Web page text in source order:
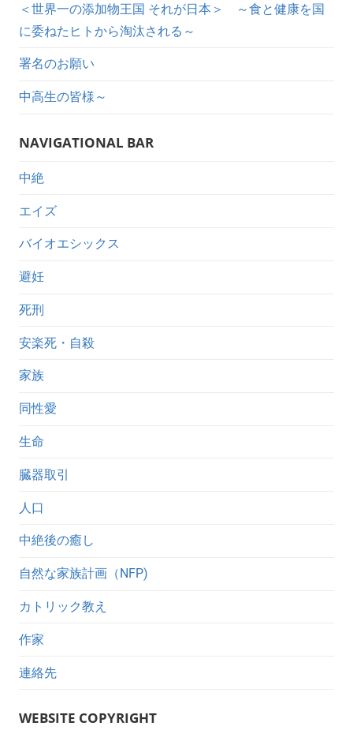
＜世界一の添加物王国 それが日本＞ ～食と健康を国
に委ねたヒトから淘汰される～
署名のお願い
中高生の皆様～
NAVIGATIONAL BAR
中絶
エイズ
バイオエシックス
避妊
死刑
安楽死・自殺
家族
同性愛
生命
臓器取引
人口
中絶後の癒し
自然な家族計画（NFP)
カトリック教え
作家
連絡先
WEBSITE COPYRIGHT